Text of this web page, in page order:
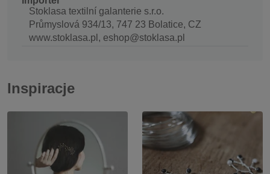
Stoklasa textilní galanterie s.r.o.
Průmyslová 934/13, 747 23 Bolatice, CZ
www.stoklasa.pl, eshop@stoklasa.pl
Inspiracje